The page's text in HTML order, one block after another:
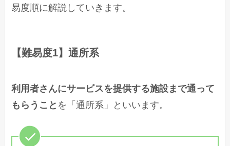
易度順に解説していきます。
【難易度1】通所系
利用者さんにサービスを提供する施設まで通って
もらうこと を「通所系」といいます。